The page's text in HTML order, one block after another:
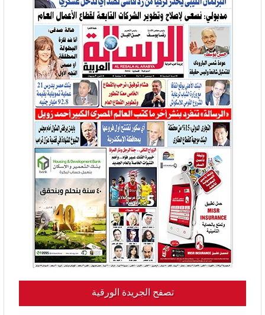
تصفح الجريدة الورقية